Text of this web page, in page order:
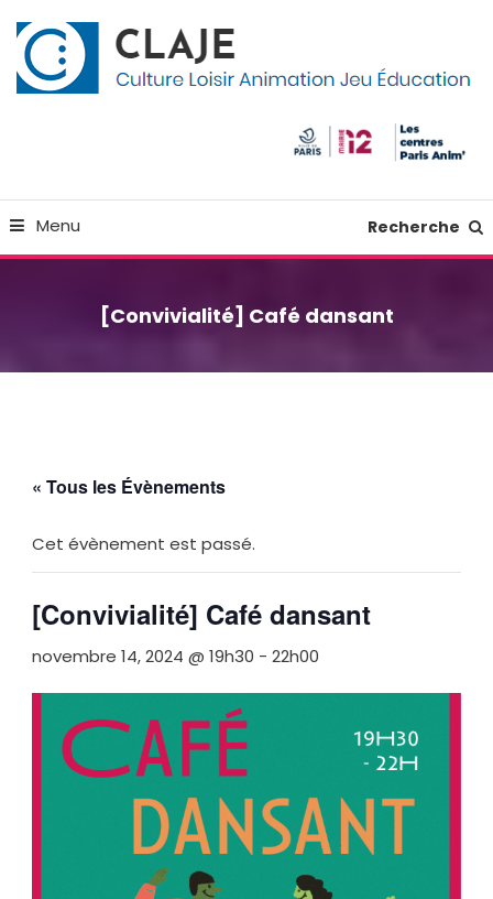
To
Content
Menu Recherche
[Convivialité] Café dansant
« Tous les Évènements
Cet évènement est passé.
[Convivialité] Café dansant
novembre 14, 2024 @ 19h30 - 22h00